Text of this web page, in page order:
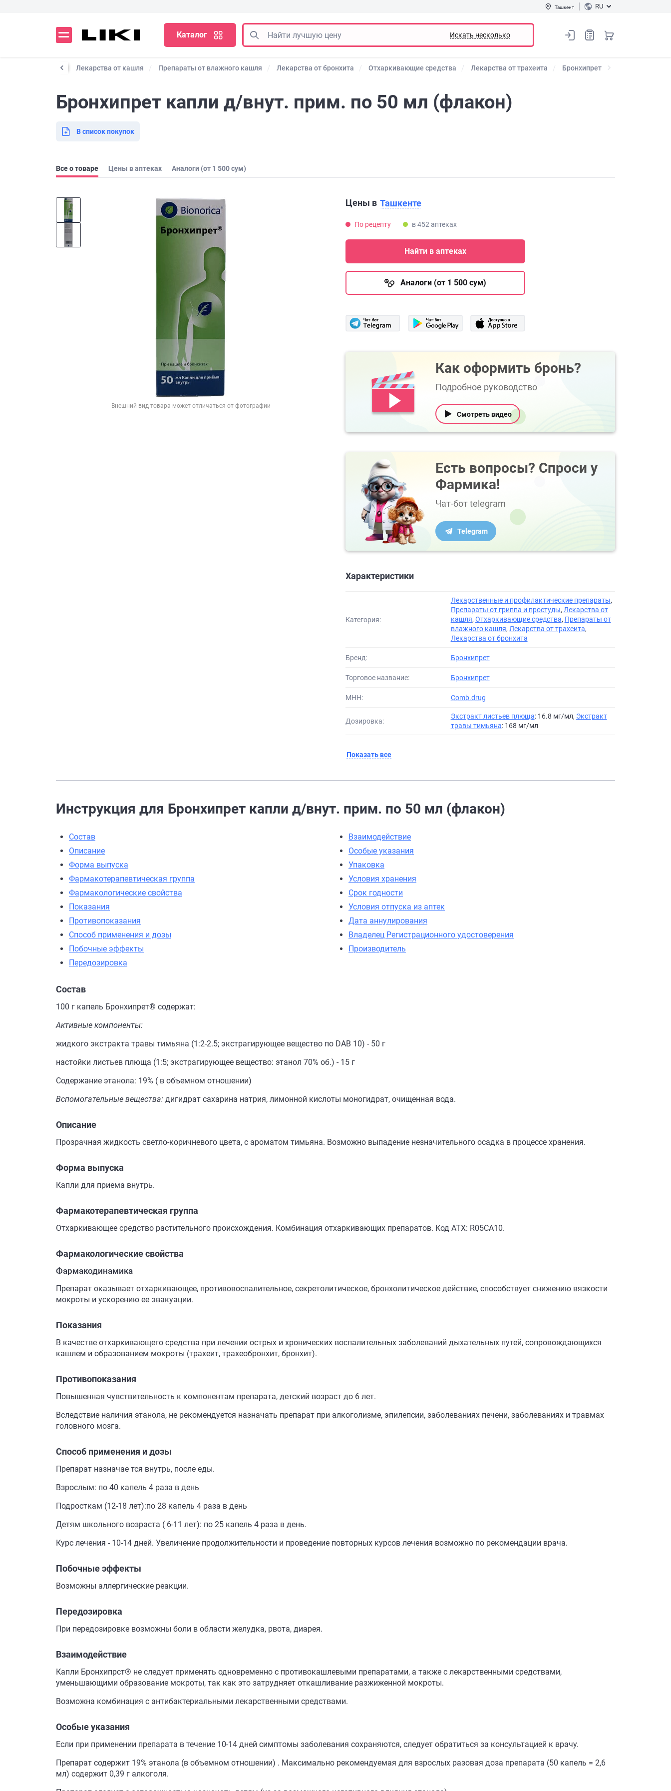
Ташкент RU
Каталог Искать несколько
и простуды Лекарства от кашля Препараты от влажного кашля Лекарства от бронхита Отхаркивающие средства Лекарства от трахеита Бронхипрет
Бронхипрет капли д/внут. прим. по 50 мл (флакон)
В список покупок
Все о товаре Цены в аптеках Аналоги (от 1 500 сум)
Внешний вид товара может отличаться от фотографии
Цены в Ташкенте
По рецепту в 452 аптеках
Найти в аптеках
Аналоги (от 1 500 сум)
Как оформить бронь?
Подробное руководство
Смотреть видео
Есть вопросы? Спроси у
Фармика!
Чат-бот telegram
Telegram
Характеристики
Категория:
Лекарственные и профилактические препараты,
Препараты от гриппа и простуды, Лекарства от
кашля, Отхаркивающие средства, Препараты от
влажного кашля, Лекарства от трахеита,
Лекарства от бронхита
Бренд: Бронхипрет
Торговое название: Бронхипрет
МНН: Comb.drug
Дозировка:
Экстракт листьев плюща: 16.8 мг/мл, Экстракт
травы тимьяна: 168 мг/мл
Показать все
Инструкция для Бронхипрет капли д/внут. прим. по 50 мл (флакон)
Состав
Описание
Форма выпуска
Фармакотерапевтическая группа
Фармакологические свойства
Показания
Противопоказания
Способ применения и дозы
Побочные эффекты
Передозировка
Взаимодействие
Особые указания
Упаковка
Условия хранения
Срок годности
Условия отпуска из аптек
Дата аннулирования
Владелец Регистрационного удостоверения
Производитель
Состав
100 г капель Бронхипрет® содержат:
Активные компоненты:
жидкого экстракта травы тимьяна (1:2-2.5; экстрагирующее вещество по DAB 10) - 50 г
настойки листьев плюща (1:5; экстрагирующее вещество: этанол 70% об.) - 15 г
Содержание этанола: 19% ( в объемном отношении)
Вспомогательные вещества: дигидрат сахарина натрия, лимонной кислоты моногидрат, очищенная вода.
Описание
Прозрачная жидкость светло-коричневого цвета, с ароматом тимьяна. Возможно выпадение незначительного осадка в процессе хранения.
Форма выпуска
Капли для приема внутрь.
Фармакотерапевтическая группа
Отхаркивающее средство растительного происхождения. Комбинация отхаркивающих препаратов. Код АТХ: R05CA10.
Фармакологические свойства
Фармакодинамика
Препарат оказывает отхаркивающее, противовоспалительное, секретолитическое, бронхолитическое действие, способствует снижению вязкости
мокроты и ускорению ее эвакуации.
Показания
В качестве отхаркивающего средства при лечении острых и хронических воспалительных заболеваний дыхательных путей, сопровождающихся
кашлем и образованием мокроты (трахеит, трахеобронхит, бронхит).
Противопоказания
Повышенная чувствительность к компонентам препарата, детский возраст до 6 лет.
Вследствие наличия этанола, не рекомендуется назначать препарат при алкоголизме, эпилепсии, заболеваниях печени, заболеваниях и травмах
головного мозга.
Способ применения и дозы
Препарат назначае тся внутрь, после еды.
Взрослым: по 40 капель 4 раза в день
Подросткам (12-18 лет):по 28 капель 4 раза в день
Детям школьного возраста ( 6-11 лет): по 25 капель 4 раза в день.
Курс лечения - 10-14 дней. Увеличение продолжительности и проведение повторных курсов лечения возможно по рекомендации врача.
Побочные эффекты
Возможны аллергические реакции.
Передозировка
При передозировке возможны боли в области желудка, рвота, диарея.
Взаимодействие
Капли Бронхипрст® не следует применять одновременно с противокашлевыми препаратами, а также с лекарственными средствами,
уменьшающими образование мокроты, так как это затрудняет откашливание разжиженной мокроты.
Возможна комбинация с антибактериальными лекарственными средствами.
Особые указания
Если при применении препарата в течение 10-14 дней симптомы заболевания сохраняются, следует обратиться за консультацией к врачу.
Препарат содержит 19% этанола (в объемном отношении) . Максимально рекомендуемая для взрослых разовая доза препарата (50 капель = 2,6
мл) содержит 0,39 г алкоголя.